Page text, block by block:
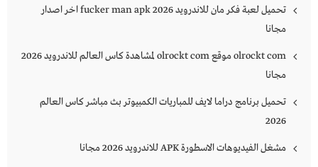
تحميل لعبة فكر مان للاندرويد 2026 fucker man apk اخر اصدار
مجانا
olrockt com موقع olrockt com لمشاهدة كاس العالم للاندرويد 2026
مجانا
تحميل برنامج دراما لايف للمباريات الكمبيوتر بث مباشر كاس العالم
2026
مشغل الفيديوهات الاسطورة APK للاندرويد 2026 مجانا